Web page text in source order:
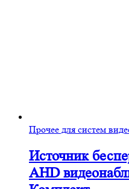
Прочее для систем
Источник
AHD